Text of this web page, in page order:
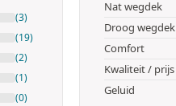
(3)
(19)
(2)
(1)
(0)
Nat wegdek
Droog wegdek
Comfort
Kwaliteit / prijs
Geluid